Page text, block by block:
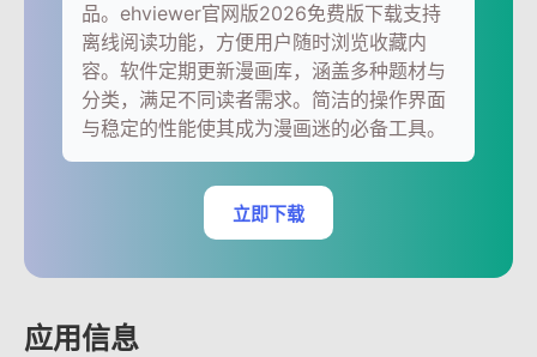
品。ehviewer官网版2026免费版下载支持
离线阅读功能，方便用户随时浏览收藏内
容。软件定期更新漫画库，涵盖多种题材与
分类，满足不同读者需求。简洁的操作界面
与稳定的性能使其成为漫画迷的必备工具。
立即下载
应用信息